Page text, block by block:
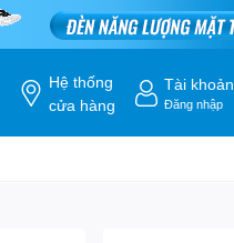
Hệ thống
cửa hàng
Tài khoản
Đăng nhập